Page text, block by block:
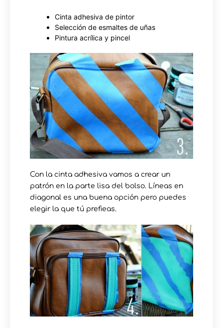
Cinta adhesiva de pintor
Selección de esmaltes de uñas
Pintura acrílica y pincel
Con la cinta adhesiva vamos a crear un
patrón en la parte lisa del bolso. Líneas en
diagonal es una buena opción pero puedes
elegir la que tú prefieas.